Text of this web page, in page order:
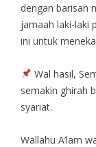
dengan barisan
jamaah laki-laki
ini untuk
Wal hasil,
semakin ghirah
syariat.
Wallahu A’lam